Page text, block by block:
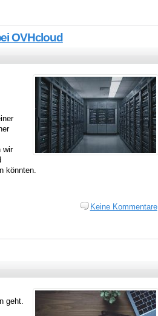
OVHcloud
wir
könnten.
Keine Kommentare
geht.